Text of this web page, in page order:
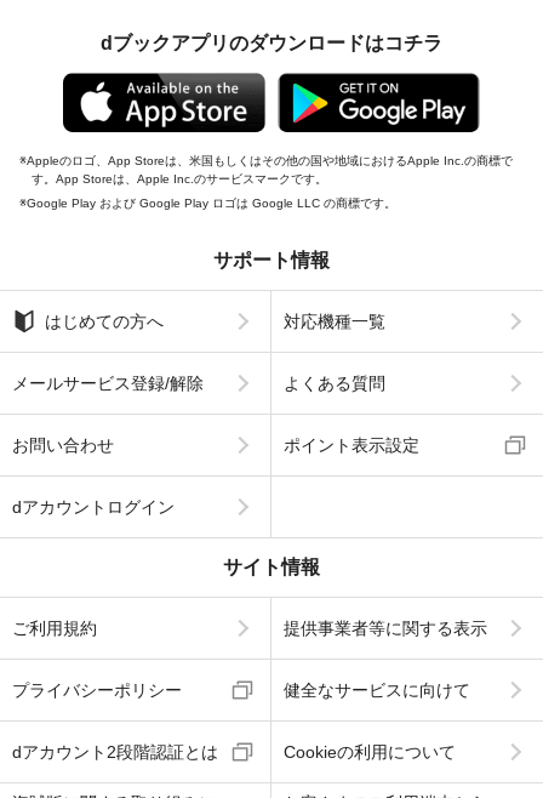
dブックアプリのダウンロードはコチラ
Appleのロゴ、App Storeは、米国もしくはその他の国や地域におけるApple Inc.の商標で
す。App Storeは、Apple Inc.のサービスマークです。
Google Play および Google Play ロゴは Google LLC の商標です。
サポート情報
はじめての方へ 対応機種一覧
メールサービス登録/解除 よくある質問
お問い合わせ ポイント表示設定
dアカウントログイン
サイト情報
ご利用規約 提供事業者等に関する表示
プライバシーポリシー 健全なサービスに向けて
dアカウント2段階認証とは Cookieの利用について